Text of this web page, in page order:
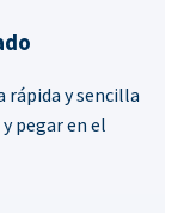
rápida y sencilla
pegar en el